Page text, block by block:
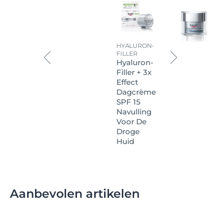
HYALURON-
FILLER
Hyaluron-
Filler + 3x
Effect
Dagcrème
SPF 15
Navulling
Voor De
Droge
Huid
Aanbevolen artikelen